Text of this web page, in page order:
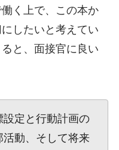
く上で、この本か
したいと考えてい
と、面接官に良い
定と行動計画の
動、そして将来